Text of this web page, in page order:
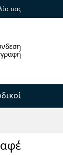
σας